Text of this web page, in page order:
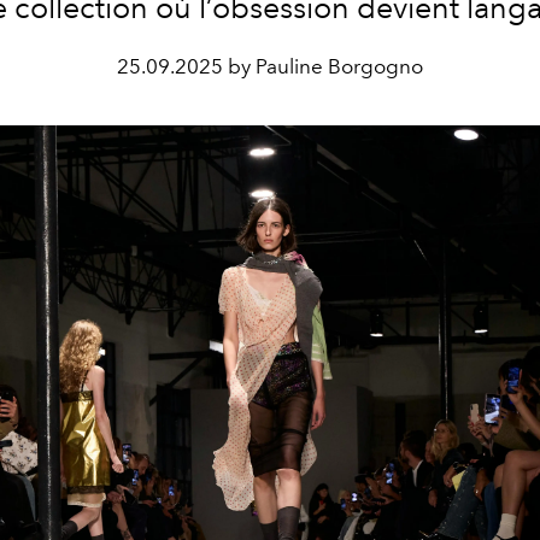
collection où l’obsession devient
25.09.2025 by Pauline Borgogno